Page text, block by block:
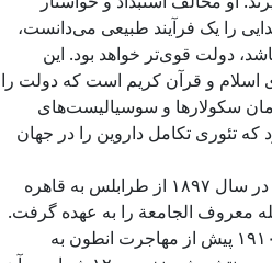
را یک فرآیند طبیعی می‌دانست،
دولت قوی‌تر خواهد بود. این
اسلام و قرآن کریم است که دولت را
سکولارها و سوسیالیست‌های
تئوری تکامل داروین را در جهان
فرح انطون، روزنامه‌نگار لبنانی در سال ۱۸۹۷ از طرابلس به قاهره
معروف الجامعة را به عهده گرفت.
این مجله در ۷۷ شماره تا سال ۱۹۱۰ پیش از مهاجرت انطون به